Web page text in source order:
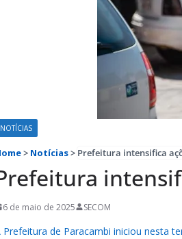
NOTÍCIAS
> Notícias> Prefeitura intensifica
6 de maio de 2025 SECOM
Prefeitura de Paracambi iniciou nesta